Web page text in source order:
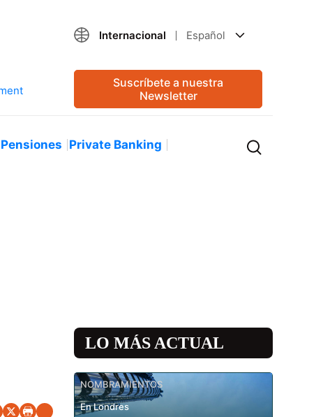
Internacional Español
Suscríbete a nuestra
Newsletter
Pensiones Private Banking
LO MÁS ACTUAL
NOMBRAMIENTOS
En Londres